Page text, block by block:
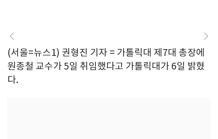
(서울=뉴스1) 권형진 기자 = 가톨릭대 제7대 총장에
원종철 교수가 5일 취임했다고 가톨릭대가 6일 밝혔
다.